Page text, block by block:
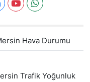
Hava Durumu
Trafik Yoğunluk